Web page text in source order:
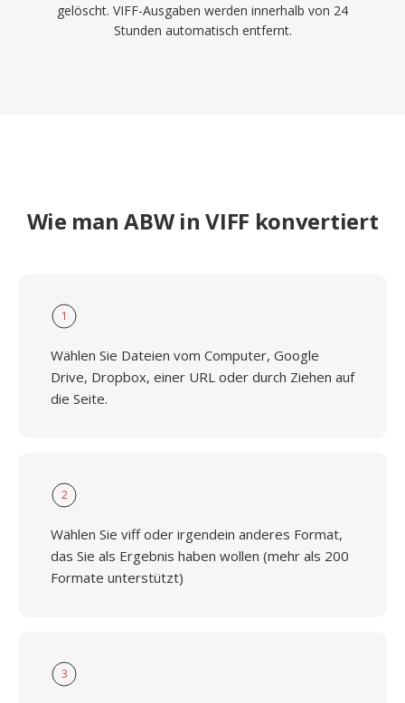
gelöscht. VIFF-Ausgaben werden innerhalb von 24
Stunden automatisch entfernt.
Wie man ABW in VIFF konvertiert
1
Wählen Sie Dateien vom Computer, Google
Drive, Dropbox, einer URL oder durch Ziehen auf
die Seite.
2
Wählen Sie viff oder irgendein anderes Format,
das Sie als Ergebnis haben wollen (mehr als 200
Formate unterstützt)
3